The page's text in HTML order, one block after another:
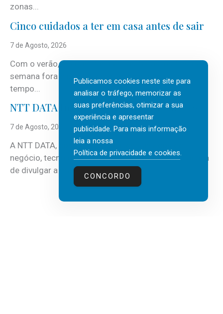
zonas...
Cinco cuidados a ter em casa antes de sair
7 de Agosto, 2026
Com o verão, chegam também as férias, os fins-de-
semana fora e os dias em que a casa fica mais
tempo...
NTT DATA Insurtech Global Outlook 2026
7 de Agosto, 2026
A NTT DATA, consultora global em serviços de
negócio, tecnologia e inteligência artificial (IA), acaba
de divulgar a mais recente...
Publicamos cookies neste site para
analisar o tráfego, memorizar as
suas preferências, otimizar a sua
experiência e apresentar
publicidade. Para mais informação
leia a nossa
Política de privacidade e cookies.
CONCORDO